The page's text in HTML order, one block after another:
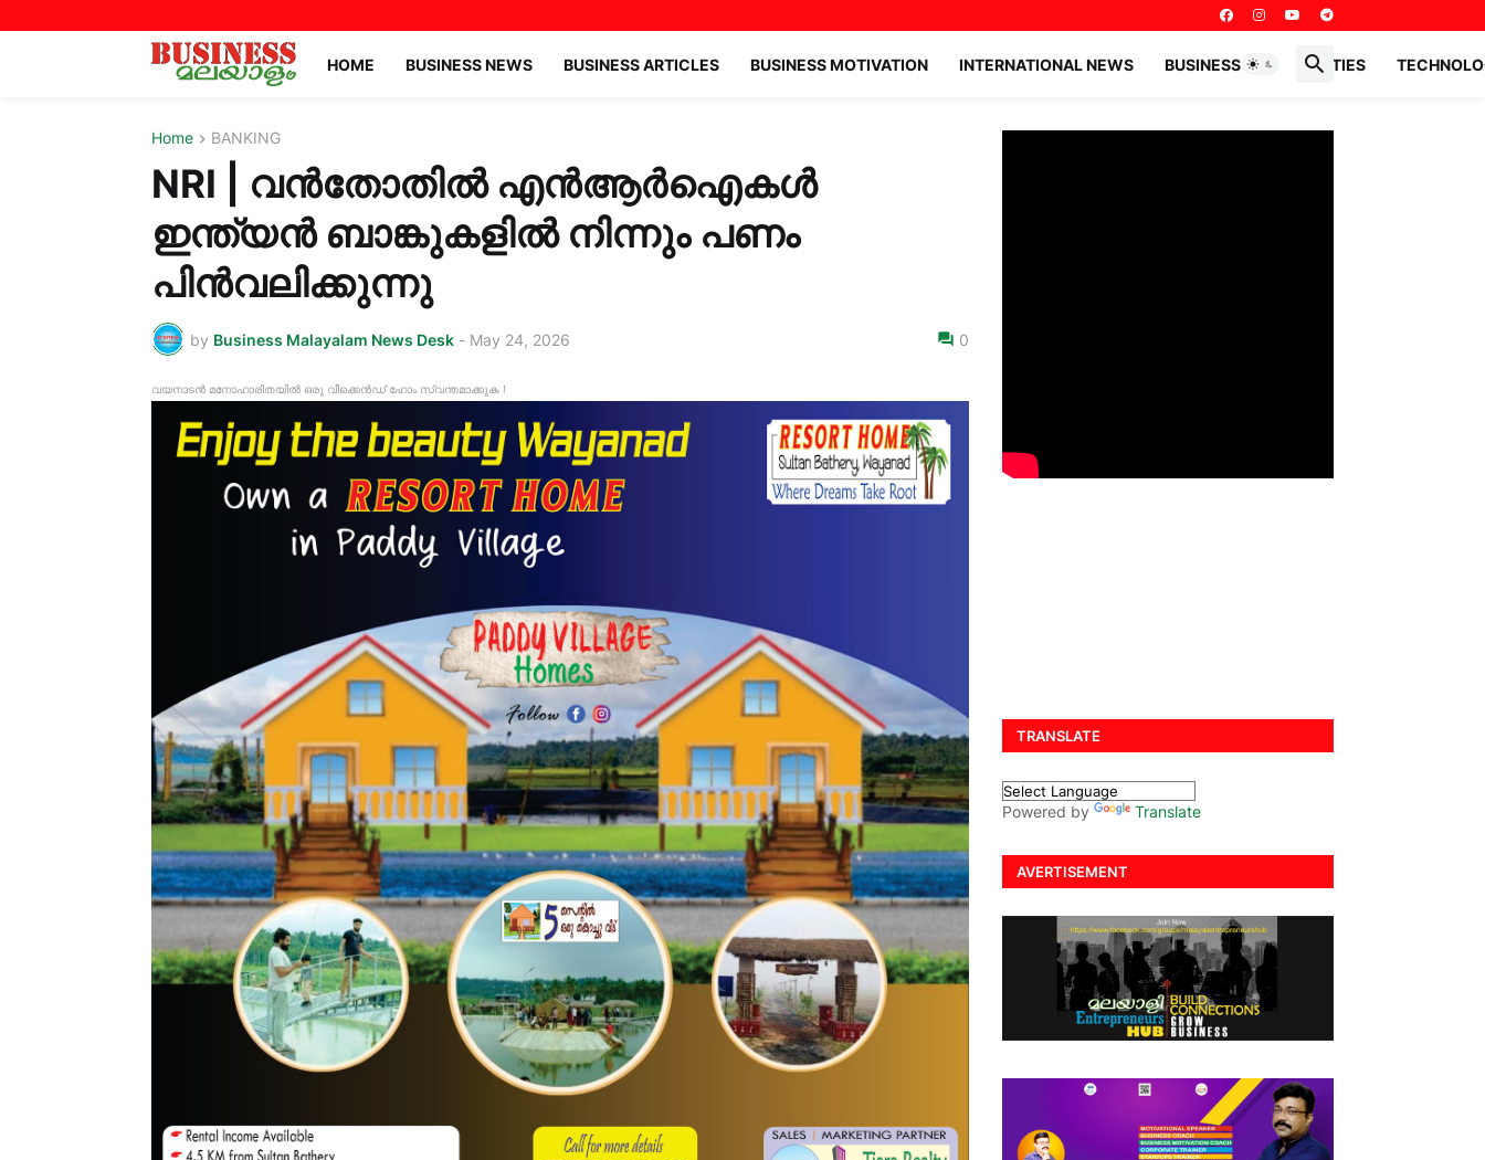
HOME BUSINESS NEWS BUSINESS ARTICLES BUSINESS MOTIVATION INTERNATIONAL NEWS BUSINESS PERSONALITIES
Home BANKING
NRI | വൻതോതിൽ എൻആർഐകൾ
ഇന്ത്യൻ ബാങ്കുകളിൽ നിന്നും പണം
പിൻ‌വലിക്കുന്നു
by Business Malayalam News Desk - May 24, 2026 0
വയനാടൻ മനോഹാരിതയിൽ ഒരു വീക്കെൻഡ് ഹോം സ്വന്തമാക്കുക !
TRANSLATE
Powered by Translate
AVERTISEMENT